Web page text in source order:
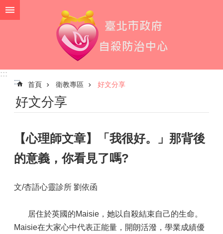
跳到主要內容區塊
:::
:::
首頁 衛教專區 好文分享
好文分享
【心理師文章】「我很好。」那背後
的意義，你看見了嗎?
文/杏語心靈診所 劉依函
居住於英國的Maisie，她以自殺結束自己的生命。
Maisie在大家心中代表正能量，開朗活潑，學業成績優